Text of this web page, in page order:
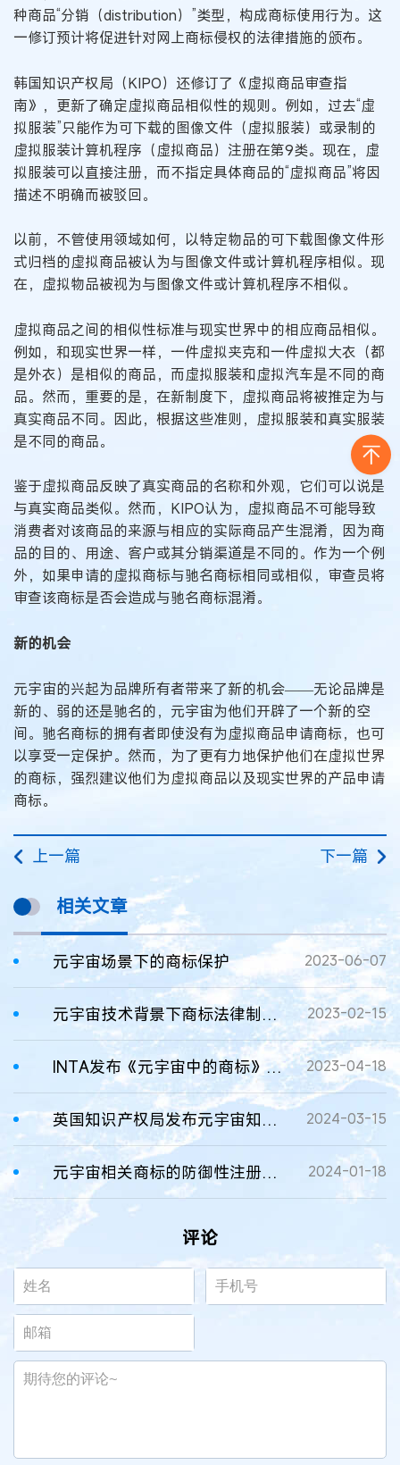
种商品“分销（distribution）”类型，构成商标使用行为。这
一修订预计将促进针对网上商标侵权的法律措施的颁布。
韩国知识产权局（KIPO）还修订了《虚拟商品审查指
南》，更新了确定虚拟商品相似性的规则。例如，过去“虚
拟服装”只能作为可下载的图像文件（虚拟服装）或录制的
虚拟服装计算机程序（虚拟商品）注册在第9类。现在，虚
拟服装可以直接注册，而不指定具体商品的“虚拟商品”将因
描述不明确而被驳回。
以前，不管使用领域如何，以特定物品的可下载图像文件形
式归档的虚拟商品被认为与图像文件或计算机程序相似。现
在，虚拟物品被视为与图像文件或计算机程序不相似。
虚拟商品之间的相似性标准与现实世界中的相应商品相似。
例如，和现实世界一样，一件虚拟夹克和一件虚拟大衣（都
是外衣）是相似的商品，而虚拟服装和虚拟汽车是不同的商
品。然而，重要的是，在新制度下，虚拟商品将被推定为与
真实商品不同。因此，根据这些准则，虚拟服装和真实服装
是不同的商品。
鉴于虚拟商品反映了真实商品的名称和外观，它们可以说是
与真实商品类似。然而，KIPO认为，虚拟商品不可能导致
消费者对该商品的来源与相应的实际商品产生混淆，因为商
品的目的、用途、客户或其分销渠道是不同的。作为一个例
外，如果申请的虚拟商标与驰名商标相同或相似，审查员将
审查该商标是否会造成与驰名商标混淆。
新的机会
元宇宙的兴起为品牌所有者带来了新的机会——无论品牌是
新的、弱的还是驰名的，元宇宙为他们开辟了一个新的空
间。驰名商标的拥有者即使没有为虚拟商品申请商标，也可
以享受一定保护。然而，为了更有力地保护他们在虚拟世界
的商标，强烈建议他们为虚拟商品以及现实世界的产品申请
商标。
上一篇 下一篇
相关文章
元宇宙场景下的商标保护 2023-06-07
元宇宙技术背景下商标法律制度的回应 2023-02-15
INTA发布《元宇宙中的商标》和《非同质化代币》白皮书 2023-04-18
英国知识产权局发布元宇宙知识产权态势报告 2024-03-15
元宇宙相关商标的防御性注册问题研究 2024-01-18
评论